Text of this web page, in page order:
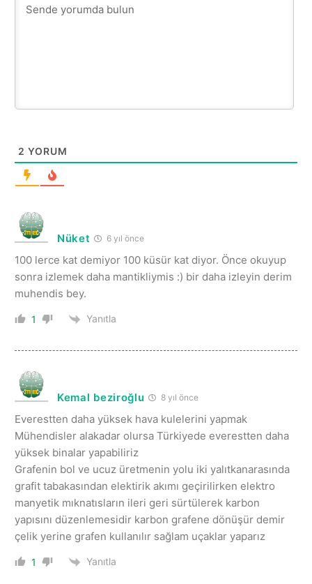
2 YORUM
Nüket 6 yıl önce
100 lerce kat demiyor 100 küsür kat diyor. Önce okuyup
sonra izlemek daha mantikliymis :) bir daha izleyin derim
muhendis bey.
1 Yanıtla
Kemal beziroğlu 8 yıl önce
Everestten daha yüksek hava kulelerini yapmak
Mühendisler alakadar olursa Türkiyede everestten daha
yüksek binalar yapabiliriz
Grafenin bol ve ucuz üretmenin yolu iki yalıtkanarasında
grafit tabakasından elektirik akımı geçirilirken elektro
manyetik mıknatısların ileri geri sürtülerek karbon
yapısını düzenlemesidir karbon grafene dönüşür demir
çelik yerine grafen kullanılır sağlam uçaklar yaparız
1 Yanıtla